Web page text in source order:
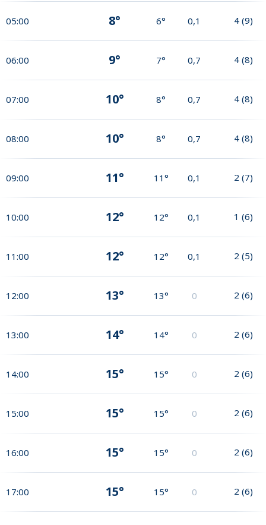
05:00 8° 6° 0,1 4 (9)
06:00 9° 7° 0,7 4 (8)
07:00 10° 8° 0,7 4 (8)
08:00 10° 8° 0,7 4 (8)
09:00 11° 11° 0,1 2 (7)
10:00 12° 12° 0,1 1 (6)
11:00 12° 12° 0,1 2 (5)
12:00 13° 13° 0 2 (6)
13:00 14° 14° 0 2 (6)
14:00 15° 15° 0 2 (6)
15:00 15° 15° 0 2 (6)
16:00 15° 15° 0 2 (6)
17:00 15° 15° 0 2 (6)